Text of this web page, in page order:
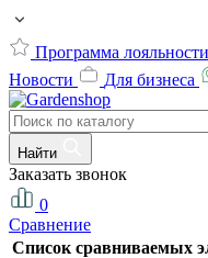
Программа лояльности
Новости
Для бизнеса
Найти
Заказать звонок
0
Сравнение
Список сравниваемых